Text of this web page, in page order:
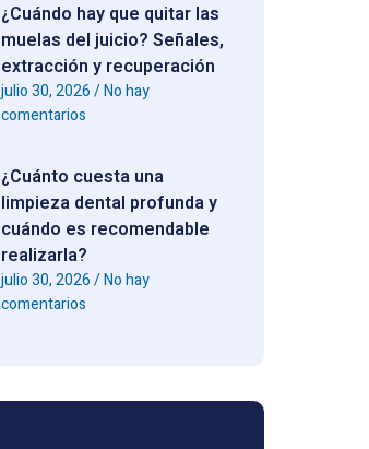
¿Cuándo hay que quitar las
muelas del juicio? Señales,
extracción y recuperación
julio 30, 2026 No hay
comentarios
¿Cuánto cuesta una
limpieza dental profunda y
cuándo es recomendable
realizarla?
julio 30, 2026 No hay
comentarios